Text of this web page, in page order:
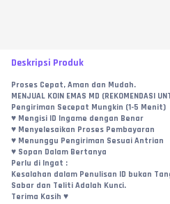
Deskripsi Produk
Proses Cepat, Aman dan Mudah.
MENJUAL KOIN EMAS MD (REKOMENDASI
Pengiriman Secepat Mungkin (1-5 Menit)
♥︎ Mengisi ID Ingame dengan Benar
♥︎ Menyelesaikan Proses Pembayaran
♥︎ Menunggu Pengiriman Sesuai Antrian
♥︎ Sopan Dalam Bertanya
Perlu di Ingat :
Kesalahan dalam Penulisan ID bukan
Sabar dan Teliti Adalah Kunci.
Terima Kasih ♥︎